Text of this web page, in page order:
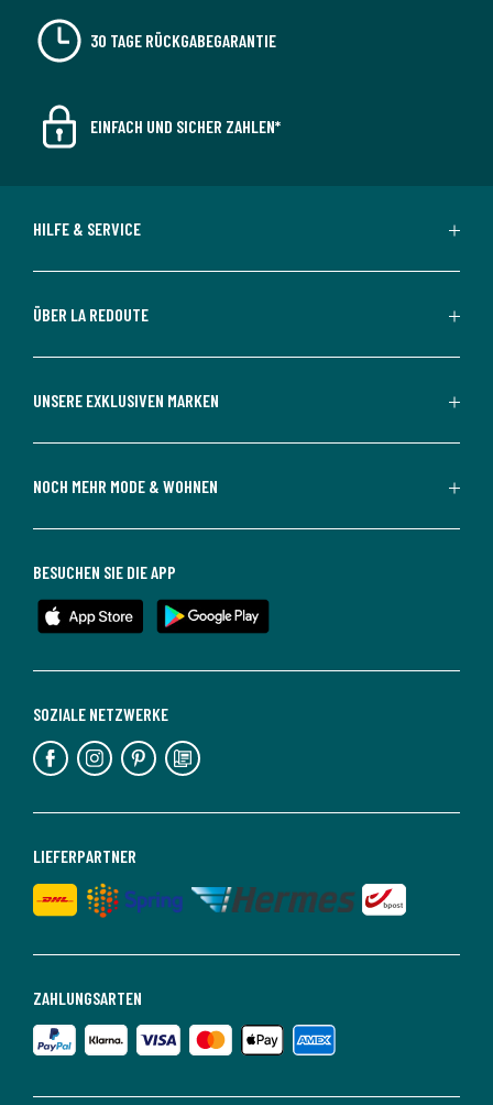
30 TAGE RÜCKGABEGARANTIE
EINFACH UND SICHER ZAHLEN*
HILFE & SERVICE
ÜBER LA REDOUTE
UNSERE EXKLUSIVEN MARKEN
NOCH MEHR MODE & WOHNEN
ZAHLUNGSARTEN
LIEFERPARTNER
SOZIALE NETZWERKE
BESUCHEN SIE DIE APP